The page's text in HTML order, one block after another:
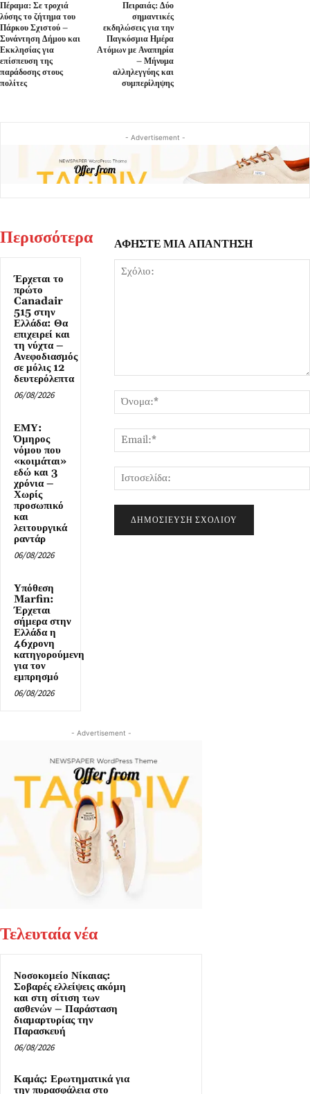
Πέραμα: Σε τροχιά
λύσης το ζήτημα του
Πάρκου Σχιστού –
Συνάντηση Δήμου και
Εκκλησίας για
επίσπευση της
παράδοσης στους
πολίτες
Πειραιάς: Δύο
σημαντικές
εκδηλώσεις για την
Παγκόσμια Ημέρα
Ατόμων με Αναπηρία
– Μήνυμα
αλληλεγγύης και
συμπερίληψης
- Advertisement -
Περισσότερα
Έρχεται το
πρώτο
Canadair
515 στην
Ελλάδα: Θα
επιχειρεί και
τη νύχτα –
Ανεφοδιασμός
σε μόλις 12
δευτερόλεπτα
06/08/2026
ΕΜΥ:
Όμηρος
νόμου που
«κοιμάται»
εδώ και 3
χρόνια –
Χωρίς
προσωπικό
και
λειτουργικά
ραντάρ
06/08/2026
Υπόθεση
Marfin:
Έρχεται
σήμερα στην
Ελλάδα η
46χρονη
κατηγορούμενη
για τον
εμπρησμό
06/08/2026
ΑΦΗΣΤΕ ΜΙΑ ΑΠΑΝΤΗΣΗ
- Advertisement -
Τελευταία νέα
Νοσοκομείο Νίκαιας:
Σοβαρές ελλείψεις ακόμη
και στη σίτιση των
ασθενών – Παράσταση
διαμαρτυρίας την
Παρασκευή
06/08/2026
Καμάς: Ερωτηματικά για
την πυρασφάλεια στο